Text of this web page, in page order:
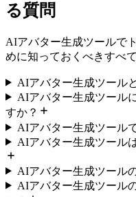
る質問
AIアバター生成ツールで
めに知っておくべきすべて
AIアバター生成ツール
AIアバター生成ツール
すか？
AIアバター生成ツール
AIアバター生成ツール
AIアバター生成ツール
AIアバター生成ツール